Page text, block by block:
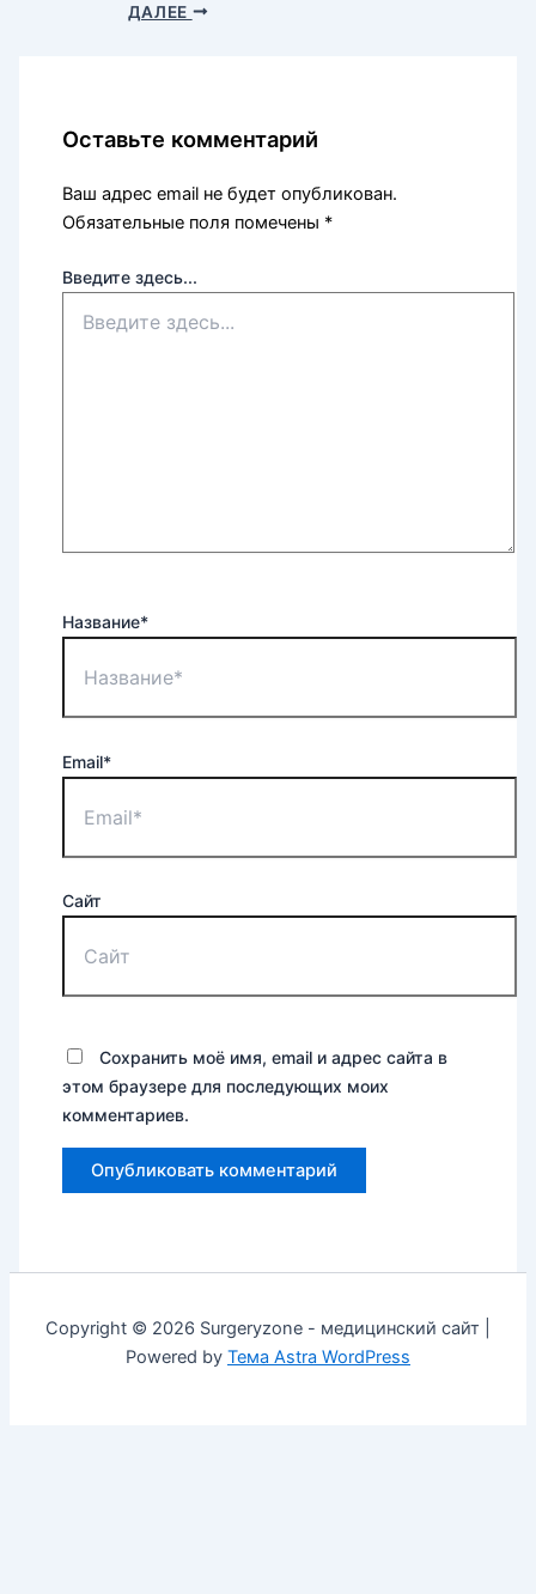
ДАЛЕЕ
Оставьте комментарий
Ваш адрес email не будет опубликован.
Обязательные поля помечены *
Введите здесь...
Название*
Email*
Сайт
Сохранить моё имя, email и адрес сайта в
этом браузере для последующих моих
комментариев.
Copyright © 2026 Surgeryzone - медицинский сайт |
Powered by Тема Astra WordPress